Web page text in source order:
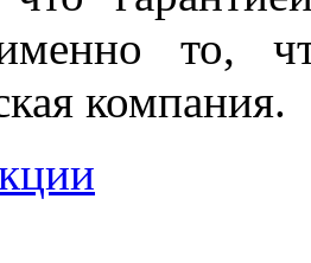
то,
компания.